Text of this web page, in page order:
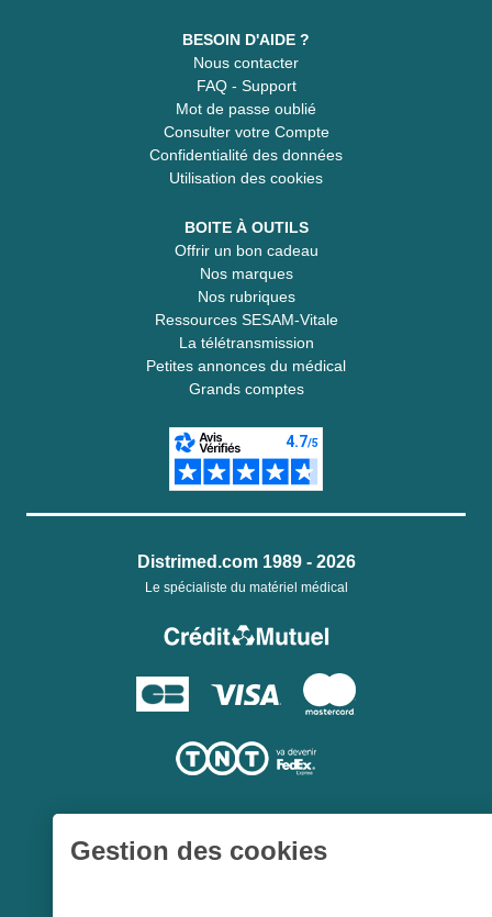
BESOIN D'AIDE ?
Nous contacter
FAQ - Support
Mot de passe oublié
Consulter votre Compte
Confidentialité des données
Utilisation des cookies
BOITE À OUTILS
Offrir un bon cadeau
Nos marques
Nos rubriques
Ressources SESAM-Vitale
La télétransmission
Petites annonces du médical
Grands comptes
Distrimed.com 1989 - 2026
Le spécialiste du matériel médical
Gestion des cookies